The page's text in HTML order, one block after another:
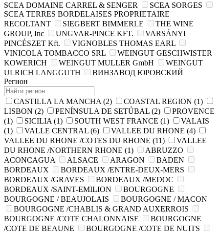
SCEA DOMAINE CARREL & SENGER
SCEA SORGES
SCEA TERRES BORDELAISES PROPRIETAIRE
RECOLTANT
SIEGBERT BIMMERLE
THE WINE
GROUP, Inc
UNGVAR-PINCE KFT.
VARSÁNYI
PINCÉSZET Kft.
VIGNOBLES THOMAS EARL
VINICOLA TOMBACCO SRL
WEINGUT GESCHWISTER
KOWERICH
WEINGUT MULLER GmbH
WEINGUT
ULRICH LANGGUTH
ВИНЗАВОД ЮРОВСКИЙ
Регион
CASTILLA LA MANCHA (2) COASTAL REGION (1)
LISBON (2) PENÍNSULA DE SETÚBAL (2)
PROVENCE
(1)
SICILIA (1) SOUTH WEST FRANCE (1)
VALAIS
(1)
VALLE CENTRAL (6) VALLEE DU RHONE (4)
VALLEE DU RHONE /COTES DU RHONE (11)
VALLEE
DU RHONE /NORTHERN RHONE (1)
ABRUZZO
ACONCAGUA
ALSACE ARAGON
BADEN
BORDEAUX
BORDEAUX /ENTRE-DEUX-MERS
BORDEAUX /GRAVES
BORDEAUX /MEDOC
BORDEAUX /SAINT-EMILION
BOURGOGNE
BOURGOGNE / BEAUJOLAIS
BOURGOGNE / MACON
BOURGOGNE /CHABLIS & GRAND AUXERROIS
BOURGOGNE /COTE CHALONNAISE
BOURGOGNE
/COTE DE BEAUNE
BOURGOGNE /COTE DE NUITS